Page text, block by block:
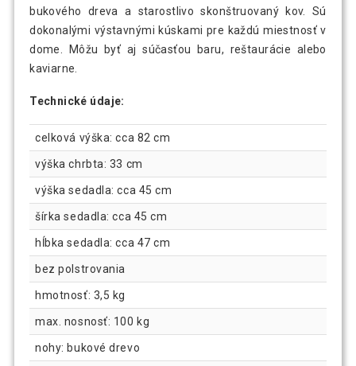
bukového dreva a starostlivo skonštruovaný kov. Sú
dokonalými výstavnými kúskami pre každú miestnosť v
dome. Môžu byť aj súčasťou baru, reštaurácie alebo
kaviarne.
Technické údaje:
celková výška: cca 82 cm
výška chrbta: 33 cm
výška sedadla: cca 45 cm
šírka sedadla: cca 45 cm
hĺbka sedadla: cca 47 cm
bez polstrovania
hmotnosť: 3,5 kg
max. nosnosť: 100 kg
nohy: bukové drevo